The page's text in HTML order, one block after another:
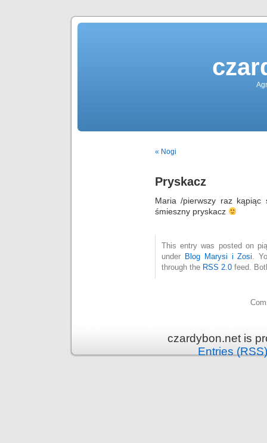
« Nogi
Pryskacz
Maria /pierwszy raz kąpiąc
śmieszny pryskacz
This entry was posted on
under Blog Marysi i Zosi .
through the RSS 2.0 feed.
czardybon.net is
Entries (RSS)